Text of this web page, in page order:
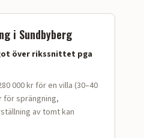
i Sundbyberg
över rikssnittet pga
000 kr för en villa (30–40
för sprängning,
av tomt kan